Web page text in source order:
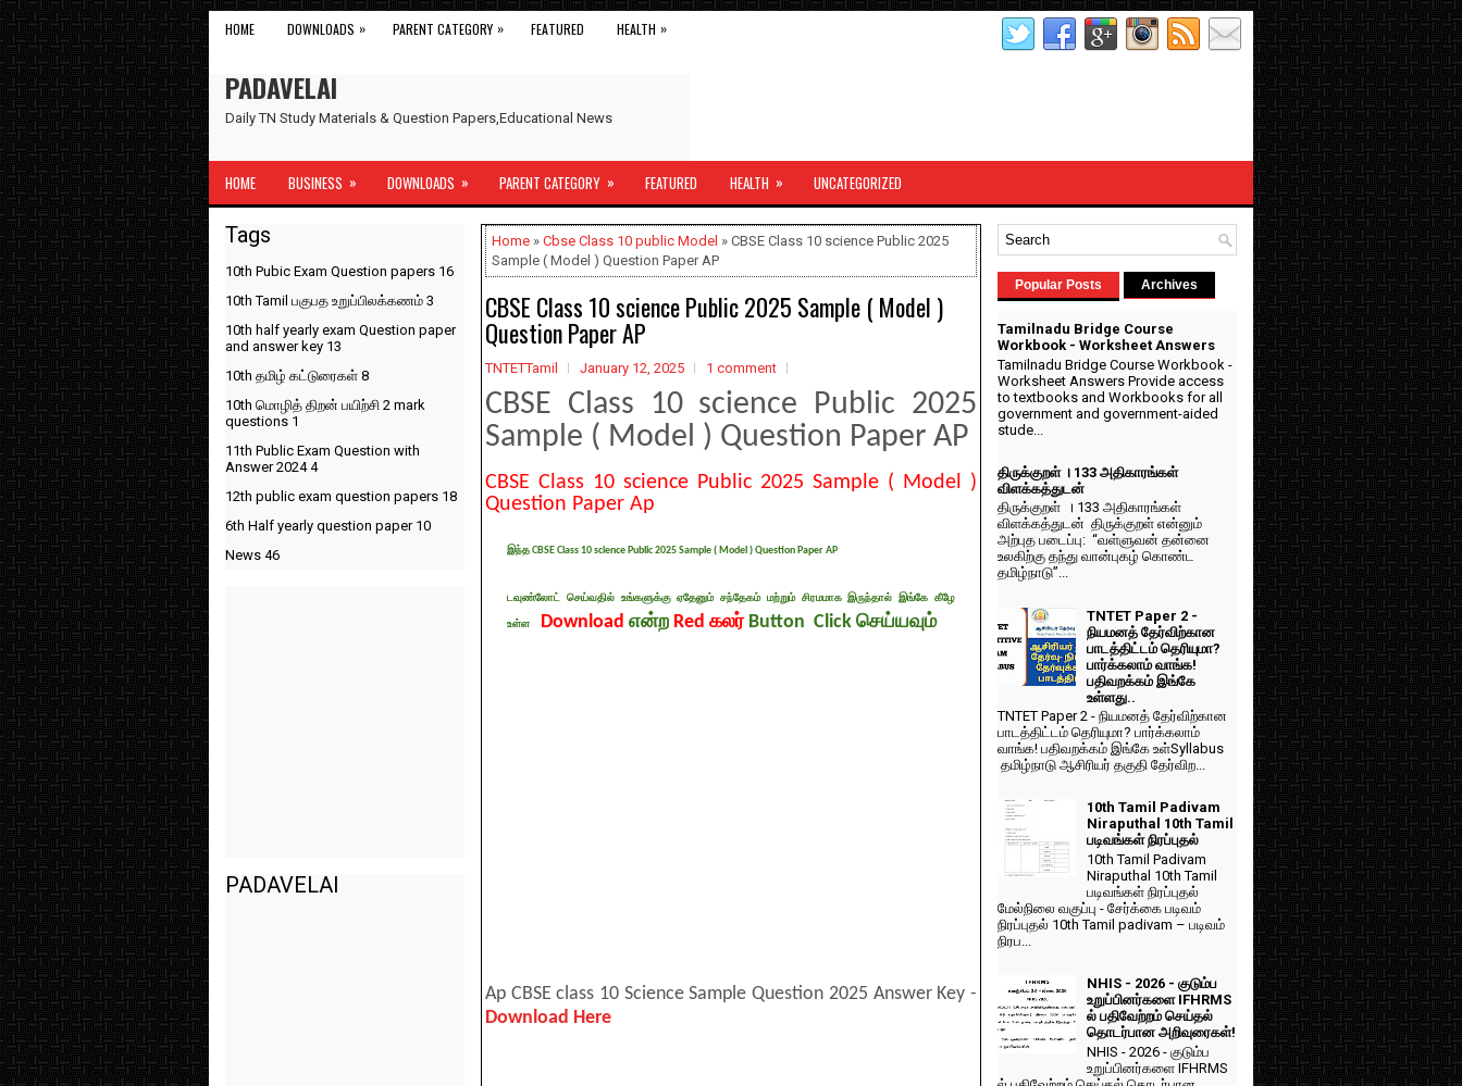
HOME DOWNLOADS » PARENT CATEGORY » FEATURED HEALTH »
PADAVELAI
Daily TN Study Materials & Question Papers,Educational News
HOME BUSINESS » DOWNLOADS » PARENT CATEGORY » FEATURED HEALTH » UNCATEGORIZED
Home » Cbse Class 10 public Model » CBSE Class 10 science Public 2025
Sample ( Model ) Question Paper AP
CBSE Class 10 science Public 2025 Sample ( Model )
Question Paper AP
TNTETTamil January 12, 2025 1 comment
CBSE Class 10 science Public 2025
Sample ( Model ) Question Paper AP
CBSE Class 10 science Public 2025 Sample ( Model )
Question Paper Ap
இந்தCBSE Class 10 science Public 2025 Sample ( Model ) Question Paper AP
டவுண்லோட் செய்வதில் உங்களுக்கு ஏதேனும் சந்தேகம் மற்றும் சிரமமாக இருந்தால் இங்கே கீழே
உள்ள Download என்ற Red கலர்Button Click செய்யவும்
Ap CBSE class 10 Science Sample Question 2025 Answer Key -
Download Here
Tags
10th Pubic Exam Question papers 16
10th Tamil பகுபத உறுப்பிலக்கணம் 3
10th half yearly exam Question paper
and answer key 13
10th தமிழ் கட்டுரைகள் 8
10th மொழித் திறன் பயிற்சி 2 mark
questions 1
11th Public Exam Question with
Answer 20244
12th public exam question papers 18
6th Half yearly question paper 10
News 46
PADAVELAI
Popular Posts Archives
Tamilnadu Bridge Course
Workbook - Worksheet Answers
Tamilnadu Bridge Course Workbook -
Worksheet Answers Provide access
to textbooks and Workbooks for all
government and government-aided
stude...
திருக்குறள் । 133 அதிகாரங்கள்
விளக்கத்துடன்
திருக்குறள் । 133 அதிகாரங்கள்
விளக்கத்துடன் திருக்குறள் என்னும்
அற்புத படைப்பு: “வள்ளுவன் தன்னை
உலகிற்கு தந்து வான்புகழ் கொண்ட
தமிழ்நாடு”...
TNTET Paper 2 -
நியமனத் தேர்விற்கான
பாடத்திட்டம் தெரியுமா?
பார்க்கலாம் வாங்க!
பதிவறக்கம் இங்கே
உள்ளது..
TNTET Paper 2 - நியமனத் தேர்விற்கான
பாடத்திட்டம் தெரியுமா? பார்க்கலாம்
வாங்க! பதிவறக்கம் இங்கே உள்Syllabus
தமிழ்நாடு ஆசிரியர் தகுதி தேர்விற...
10th Tamil Padivam
Niraputhal 10th Tamil
படிவங்கள் நிரப்புதல்
10th Tamil Padivam
Niraputhal 10th Tamil
படிவங்கள் நிரப்புதல்
மேல்நிலை வகுப்பு - சேர்க்கை படிவம்
நிரப்புதல் 10th Tamil padivam – படிவம்
நிரப...
NHIS - 2026 - குடும்ப
உறுப்பினர்களை IFHRMS
ல் பதிவேற்றம் செய்தல்
தொடர்பான அறிவுரைகள்!
NHIS - 2026 - குடும்ப
உறுப்பினர்களை IFHRMS